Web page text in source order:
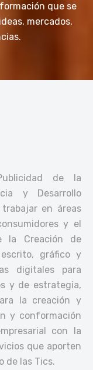
que se
mercados,
de la
y Desarrollo
trabajar en áreas
y el
la Creación de
gráfico y
digitales para
y de estrategia,
la creación y
y conformación
con la
que aporten
de las Tics.